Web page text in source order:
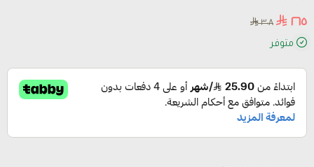
٢٦٥
٣٠٨
متوفر